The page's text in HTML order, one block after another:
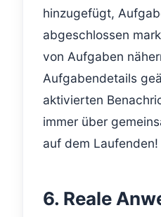
hinzugefügt,
abgeschlossen
von Aufgaben
Aufgabendetails
aktivierten
immer über
auf dem Laufenden!
6. Reale